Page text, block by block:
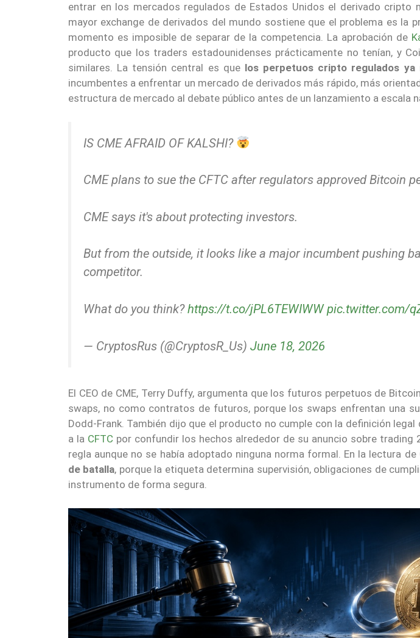
entrar en los mercados regulados de Estados Unidos el derivado cripto
mayor exchange de derivados del mundo sostiene que el problema es la
momento es imposible de separar de la competencia. La aprobación de
producto que los traders estadounidenses prácticamente no tenían, y
similares. La tensión central es que los perpetuos cripto regulados
incumbentes a enfrentar un mercado de derivados más rápido, más
estructura de mercado al debate público antes de un lanzamiento a escala
IS CME AFRAID OF KALSHI?
CME plans to sue the CFTC after regulators approved Bitcoin
CME says it's about protecting investors.
But from the outside, it looks like a major incumbent pushing
competitor.
What do you think?https://t.co/jPL6TEWIWW pic.twitter.com/
— CryptosRus (@CryptosR_Us) June 18, 2026
El CEO de CME, Terry Duffy, argumenta que los futuros perpetuos de
swaps, no como contratos de futuros, porque los swaps enfrentan una
Dodd-Frank. También dijo que el producto no cumple con la definición
a la CFTC por confundir los hechos alrededor de su anuncio sobre trading
regla aunque no se había adoptado ninguna norma formal. En la lectura de
de batalla, porque la etiqueta determina supervisión, obligaciones de
instrumento de forma segura.